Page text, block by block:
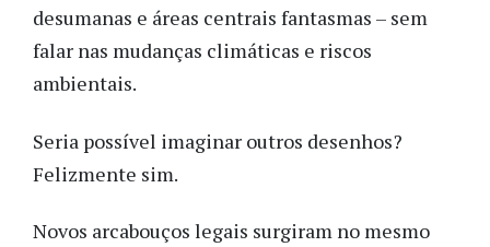
desumanas e áreas centrais fantasmas – sem
falar nas mudanças climáticas e riscos
ambientais.
Seria possível imaginar outros desenhos?
Felizmente sim.
Novos arcabouços legais surgiram no mesmo